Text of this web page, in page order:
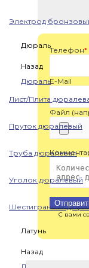
Электрод
Дюраль
Назад
Дюраль
Лист/Плита
Пруток дюралевый
Труба дюралевая
Уголок дюралевый
Шестигранник
Латунь
Назад
Телефон*
E-Mail
Файл
С вами